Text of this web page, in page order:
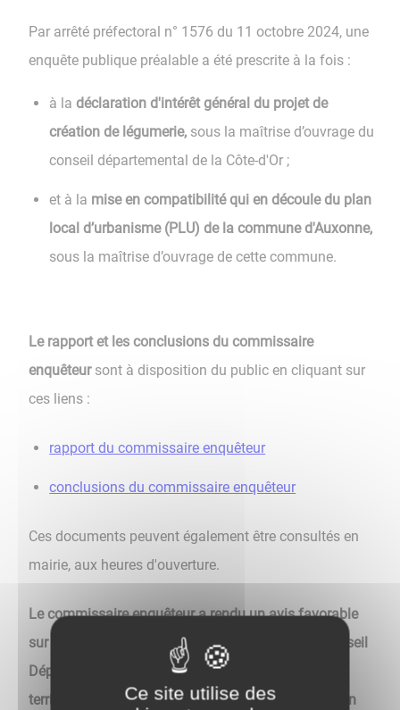
Par arrêté préfectoral n° 1576 du 11 octobre 2024, une
enquête publique préalable a été prescrite à la fois :
à la déclaration d'intérêt général du projet de
création de légumerie, sous la maîtrise d’ouvrage du
conseil départemental de la Côte-d'Or ;
et à la mise en compatibilité qui en découle du plan
local d’urbanisme (PLU) de la commune d'Auxonne,
sous la maîtrise d’ouvrage de cette commune.
Le rapport et les conclusions du commissaire
enquêteursont à disposition du public en cliquant sur
ces liens :
rapport du commissaire enquêteur
conclusions du commissaire enquêteur
Ces documents peuvent également être consultés en
mairie, aux heures d'ouverture.
Le commissaire enquêteur a rendu un avis favorable
sur l'intérêt général du projet de création par le Conseil
Département de la Côte-d'Or d'une légumerie sur le
territoire de la commune d'Auxonne et sur la mise en
Ce site utilise des